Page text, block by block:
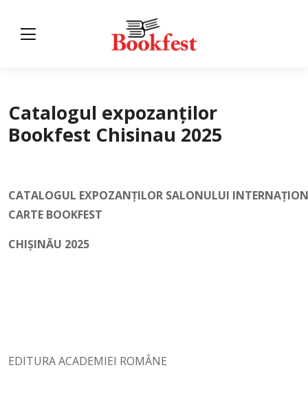
Catalogul expozanților
Bookfest Chisinau 2025
CATALOGUL EXPOZANȚILOR SALONULUI
CARTE BOOKFEST
CHIŞINĂU 2025
EDITURA ACADEMIEI ROMÂNE